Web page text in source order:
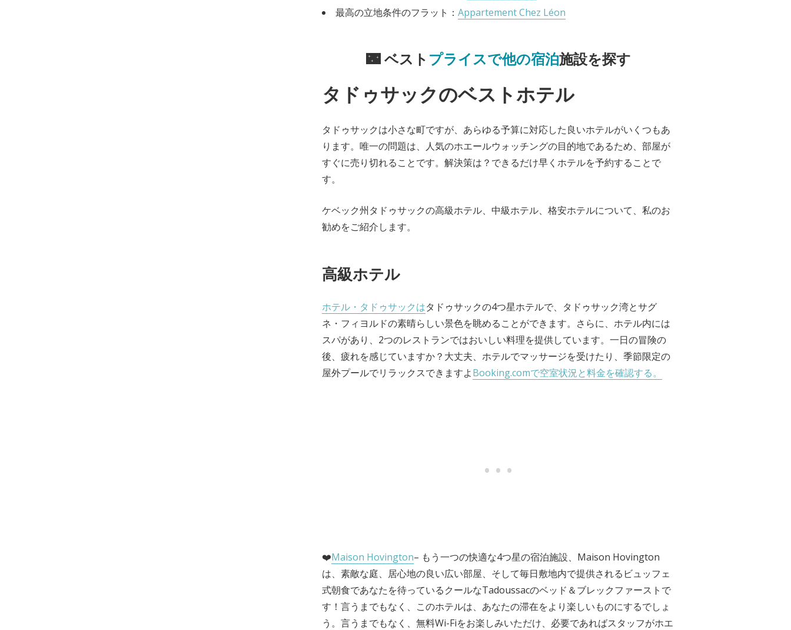
最高の立地条件のフラット： Appartement Chez Léon
🌃 ベスト プライスで他の宿泊施設を探す
タドゥサックのベストホテル
タドゥサックは小さな町ですが、あらゆる予算に対応した良いホテルがいくつもあ
ります。唯一の問題は、人気のホエールウォッチングの目的地であるため、部屋が
すぐに売り切れることです。解決策は？できるだけ早くホテルを予約することで
す。
ケベック州タドゥサックの高級ホテル、中級ホテル、格安ホテルについて、私のお
勧めをご紹介します。
高級ホテル
ホテル・タドゥサックはタドゥサックの4つ星ホテルで、タドゥサック湾とサグ
ネ・フィヨルドの素晴らしい景色を眺めることができます。さらに、ホテル内には
スパがあり、2つのレストランではおいしい料理を提供しています。一日の冒険の
後、疲れを感じていますか？大丈夫、ホテルでマッサージを受けたり、季節限定の
屋外プールでリラックスできますよBooking.comで空室状況と料金を確認する。
❤️Maison Hovington– もう一つの快適な4つ星の宿泊施設、Maison Hovington
は、素敵な庭、居心地の良い広い部屋、そして毎日敷地内で提供されるビュッフェ
式朝食であなたを待っているクールなTadoussacのベッド＆ブレックファーストで
す！言うまでもなく、このホテルは、あなたの滞在をより楽しいものにするでしょ
う。言うまでもなく、無料Wi-Fiをお楽しみいただけ、必要であればスタッフがホエ